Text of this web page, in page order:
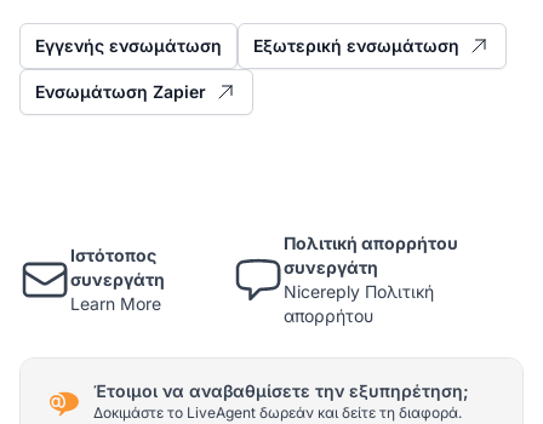
Εγγενής ενσωμάτωση Εξωτερική ενσωμάτωση
Ενσωμάτωση Zapier
Ιστότοπος
συνεργάτη
Learn More
Πολιτική απορρήτου
συνεργάτη
Nicereply Πολιτική
απορρήτου
Έτοιμοι να αναβαθμίσετε την εξυπηρέτηση;
Δοκιμάστε το LiveAgent δωρεάν και δείτε τη διαφορά.